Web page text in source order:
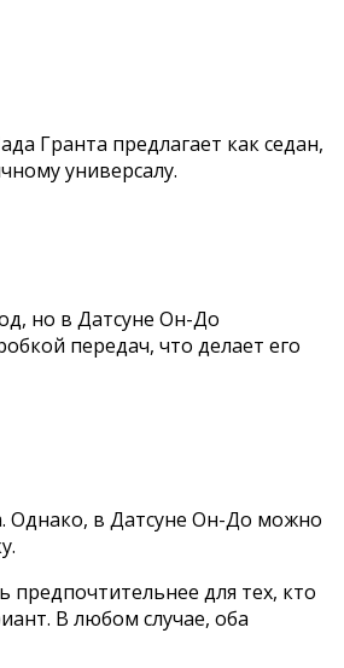
Гранта предлагает как седан,
универсалу.
но в Датсуне Он-До
передач, что делает его
Однако, в Датсуне Он-До можно
для тех, кто
В любом случае, оба